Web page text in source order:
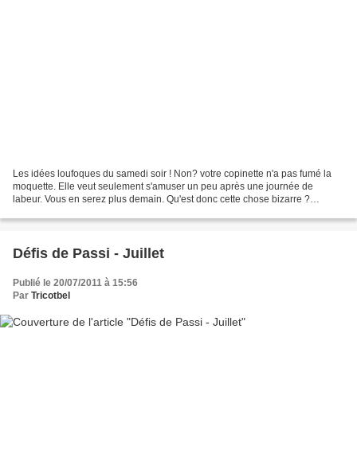
Les idées loufoques du samedi soir ! Non? votre copinette n'a pas fumé la
moquette. Elle veut seulement s'amuser un peu après une journée de
labeur. Vous en serez plus demain. Qu'est donc cette chose bizarre ?
Défis de Passi - Juillet
Publié le 20/07/2011 à 15:56
Par Tricotbel